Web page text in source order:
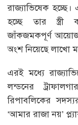
রাজ্যাভিষেক
হচ্ছে তার স্ত্রী
জাঁকজমকপূর্ণ
অংশ নিয়েছে লাখো
এরই মধ্যে
লন্ডনের
রিপাবলিকের
‘আমার রাজা নয়’